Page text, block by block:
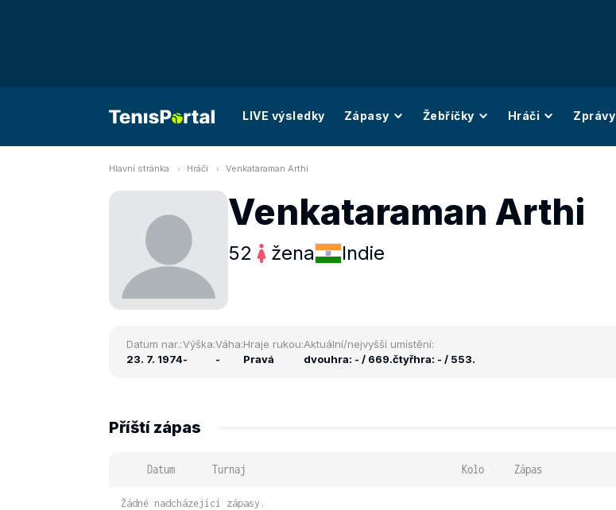
LIVE výsledky Zápasy Žebříčky Hráči Zprávy
Hlavní stránka Hráči Venkataraman Arthi
Venkataraman Arthi
52 žena Indie
Datum nar.:
23. 7. 1974
Výška:
-
Váha:
-
Hraje rukou:
Pravá
Aktuální/nejvyšší umístění:
dvouhra: - / 669.čtyřhra: - / 553.
Příští zápas
Datum Turnaj Kolo Zápas
Žádné nadcházející zápasy.